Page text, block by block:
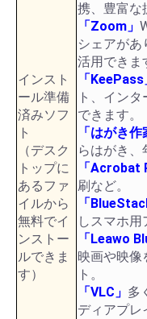
インスト
ール準備
済みソフ
ト
（デスク
トップに
あるファ
イルから
無料でイ
ンストー
ルできま
す）
携、豊富な
「Zoom」
シェアがあ
活用できま
「KeePass
ト、イン
できます。
「はがき作
らはがき、
「Acrobat
刷など。
「
しスマホ用
「Leawo
映画や映像
ト。
「VLC」 多
ディアプレ